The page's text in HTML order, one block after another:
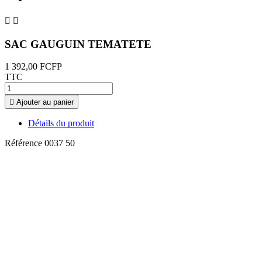
 
SAC GAUGUIN TEMATETE
1 392,00 FCFP
TTC
 Ajouter au panier
Détails du produit
Référence 0037 50